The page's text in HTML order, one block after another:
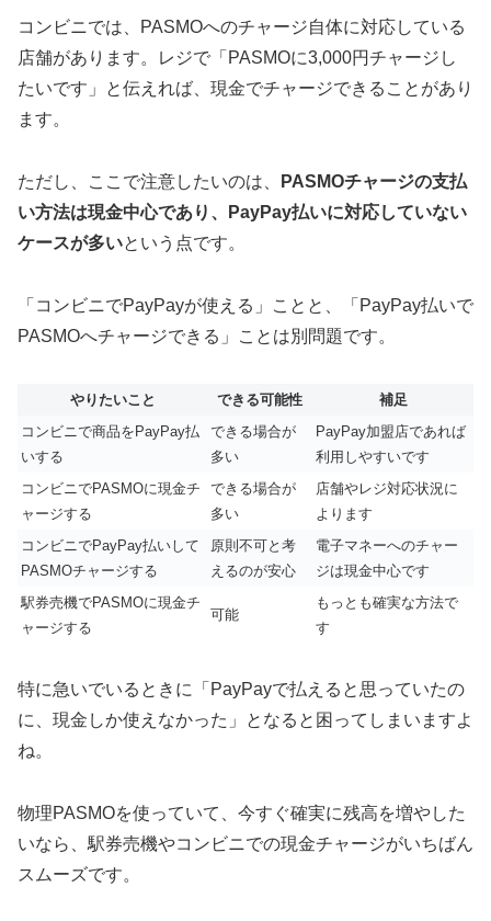
コンビニでは、PASMOへのチャージ自体に対応している
店舗があります。レジで「PASMOに3,000円チャージし
たいです」と伝えれば、現金でチャージできることがあり
ます。
ただし、ここで注意したいのは、
PASMOチャージの支払
い方法は現金中心であり、PayPay払いに対応していない
ケースが多いという点です。
「コンビニでPayPayが使える」ことと、「PayPay払いで
PASMOへチャージできる」ことは別問題です。
やりたいこと できる可能性
補足
コンビニで商品をPayPay払
いする
できる場合が
多い
PayPay加盟店であれば
利用しやすいです
コンビニでPASMOに現金チ
ャージする
できる場合が
多い
店舗やレジ対応状況に
よります
コンビニでPayPay払いして
PASMOチャージする
原則不可と考
えるのが安心
電子マネーへのチャー
ジは現金中心です
駅券売機でPASMOに現金チ
ャージする
可能
もっとも確実な方法で
す
特に急いでいるときに「PayPayで払えると思っていたの
に、現金しか使えなかった」となると困ってしまいますよ
ね。
物理PASMOを使っていて、今すぐ確実に残高を増やした
いなら、駅券売機やコンビニでの現金チャージがいちばん
スムーズです。